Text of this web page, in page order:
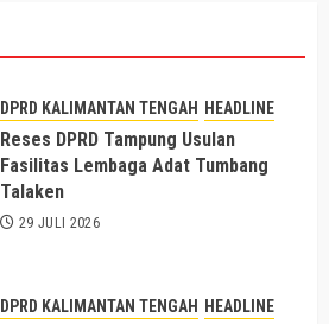
DPRD KALIMANTAN TENGAH HEADLINE
Reses DPRD Tampung Usulan
Fasilitas Lembaga Adat Tumbang
Talaken
29 JULI 2026
DPRD KALIMANTAN TENGAH HEADLINE